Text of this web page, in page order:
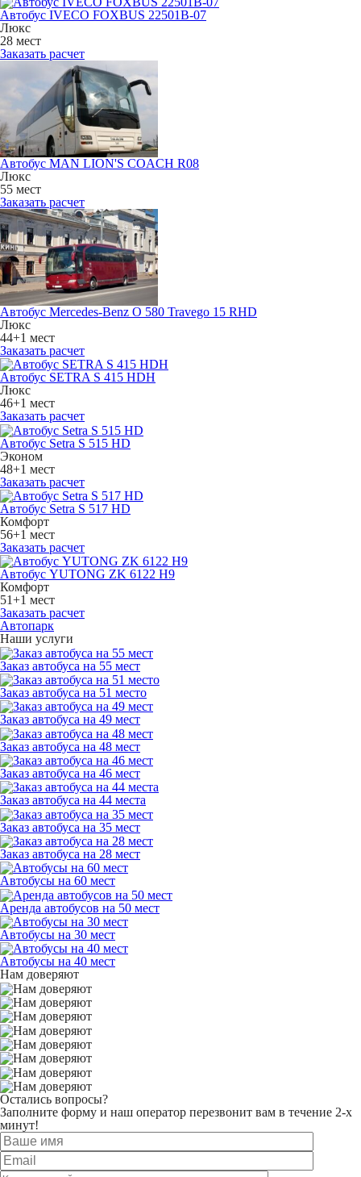
Автобус IVECO FOXBUS 22501В-07
Люкс
28 мест
Заказать расчет
Автобус MAN LION'S COACH R08
Люкс
55 мест
Заказать расчет
Автобус Mercedes-Benz O 580 Travego 15 RHD
Люкс
44+1 мест
Заказать расчет
Автобус SETRA S 415 HDH
Люкс
46+1 мест
Заказать расчет
Автобус Setra S 515 HD
Эконом
48+1 мест
Заказать расчет
Автобус Setra S 517 HD
Комфорт
56+1 мест
Заказать расчет
Автобус YUTONG ZK 6122 H9
Комфорт
51+1 мест
Заказать расчет
Автопарк
Наши услуги
Заказ автобуса на 55 мест
Заказ автобуса на 51 место
Заказ автобуса на 49 мест
Заказ автобуса на 48 мест
Заказ автобуса на 46 мест
Заказ автобуса на 44 места
Заказ автобуса на 35 мест
Заказ автобуса на 28 мест
Автобусы на 60 мест
Аренда автобусов на 50 мест
Автобусы на 30 мест
Автобусы на 40 мест
Нам доверяют
Остались вопросы?
Заполните форму и наш оператор перезвонит вам в течение 2-х
минут!